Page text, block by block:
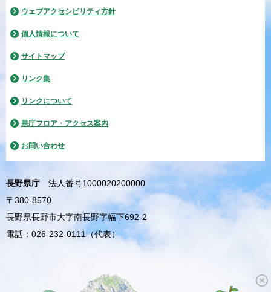
ウェブアクセシビリティ方針
個人情報について
サイトマップ
リンク集
リンクについて
県庁フロア・アクセス案内
お問い合わせ
長野県庁
法人番号1000020200000
〒380-8570
長野県長野市大字南長野字幅下692-2
電話：026-232-0111（代表）